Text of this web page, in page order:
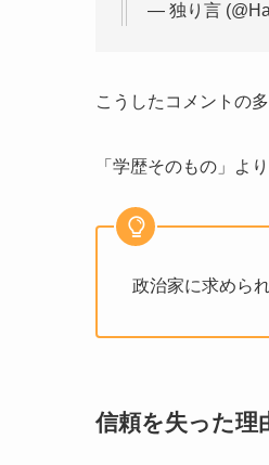
— 独り言
こうしたコメントの多
「学歴そのもの」より
政治家に求めら
信頼を失った理